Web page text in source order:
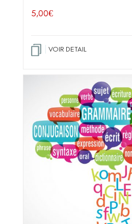
5,00€
VOIR DETAIL